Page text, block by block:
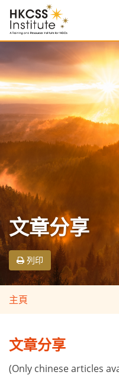
HKCSS
Institute
文章分享
列印
主頁
文章分享
(Only chinese articles